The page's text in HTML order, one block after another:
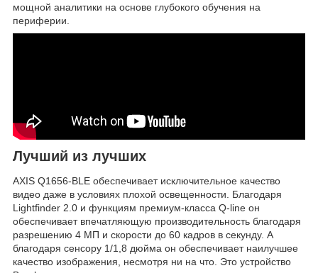
мощной аналитики на основе глубокого обучения на
периферии.
Лучший из лучших
AXIS Q1656-BLE обеспечивает исключительное качество
видео даже в условиях плохой освещенности. Благодаря
Lightfinder 2.0 и функциям премиум-класса Q-line он
обеспечивает впечатляющую производительность благодаря
разрешению 4 МП и скорости до 60 кадров в секунду. А
благодаря сенсору 1/1,8 дюйма он обеспечивает наилучшее
качество изображения, несмотря ни на что. Это устройство